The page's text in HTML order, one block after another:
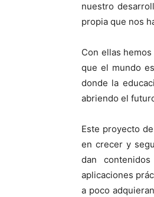
nuestro
propia que nos
Con ellas
que el mundo
donde la
abriendo el
Este proyecto
en crecer y
dan
aplicaciones
a poco